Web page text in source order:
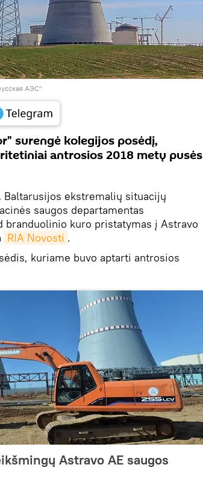
АЭС"
surengė kolegijos posėdį,
antrosios 2018 metų pusės
Baltarusijos ekstremalių situacijų
saugos departamentas
branduolinio kuro pristatymas į Astravo
RIA Novosti .
kuriame buvo aptarti antrosios
Astravo AE saugos